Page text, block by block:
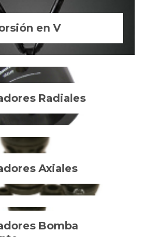
en V
Radiales
Axiales
Bomba